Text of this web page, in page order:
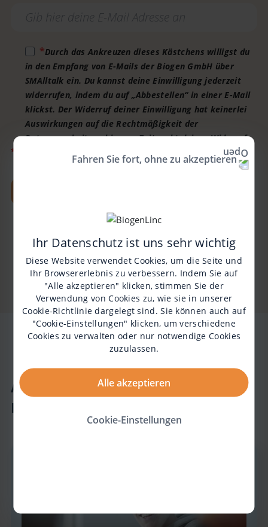
Ihr Datenschutz ist uns sehr wichtig
Diese Website verwendet Cookies, um die Seite und
Ihr Browsererlebnis zu verbessern. Indem Sie auf
"Alle akzeptieren" klicken, stimmen Sie der
Verwendung von Cookies zu, wie sie in unserer
Cookie-Richtlinie dargelegt sind. Sie können auch auf
"Cookie-Einstellungen" klicken, um verschiedene
Cookies zu verwalten oder nur notwendige Cookies
zuzulassen.
Alle akzeptieren
Cookie-Einstellungen
Fahren Sie fort, ohne zu akzeptieren
Durch das Ankreuzen dieses Kästchens willigst du
in den Empfang von E-Mails der Biogen GmbH über
SMAlltalk ein. Du kannst deine Einwilligung jederzeit
widerrufen, indem du auf „Abbestellen“ in einer E-Mail
klickst. Der Widerruf deiner Einwilligung hat keinerlei
Auswirkungen auf die Rechtmäßigkeit der
Datenverarbeitung bis zum Zeitpunkt deines Widerrufs.
*
Andere Artikel zum Thema
Diagnose, Symptome & Verlauf